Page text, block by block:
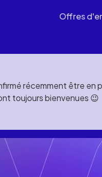
Offres
récemment être en
toujours bienvenues 😉